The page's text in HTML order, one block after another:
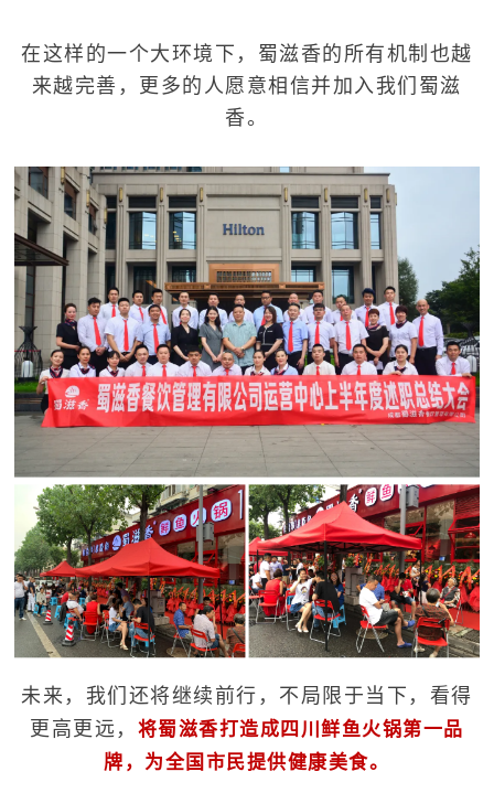
在这样的一个大环境下，蜀滋香的所有机制也越
来越完善，更多的人愿意相信并加入我们蜀滋
香。
未来，我们还将继续前行，不局限于当下，看得
更高更远， 将蜀滋香打造成四川鲜鱼火锅第一品
牌，为全国市民提供健康美食。